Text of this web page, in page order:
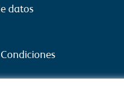
datos